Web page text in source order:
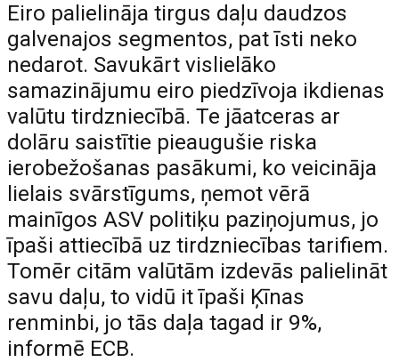
Eiro palielināja tirgus daļu daudzos
galvenajos segmentos, pat īsti neko
nedarot. Savukārt vislielāko
samazinājumu eiro piedzīvoja ikdienas
valūtu tirdzniecībā. Te jāatceras ar
dolāru saistītie pieaugušie riska
ierobežošanas pasākumi, ko veicināja
lielais svārstīgums, ņemot vērā
mainīgos ASV politiķu paziņojumus, jo
īpaši attiecībā uz tirdzniecības tarifiem.
Tomēr citām valūtām izdevās palielināt
savu daļu, to vidū it īpaši Ķīnas
renminbi, jo tās daļa tagad ir 9%,
informē ECB.